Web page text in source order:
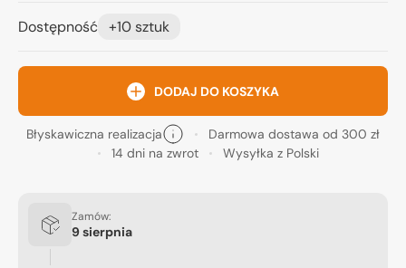
Dostępność +10 sztuk
DODAJ DO KOSZYKA
Błyskawiczna realizacja
Darmowa dostawa od 300 zł
14 dni na zwrot
Wysyłka z Polski
Zamów:
9 sierpnia